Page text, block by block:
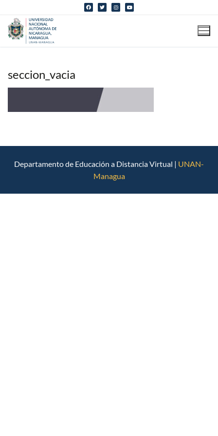
contenido
seccion_vacia
Departamento de Educación a Distancia Virtual | UNAN-
Managua